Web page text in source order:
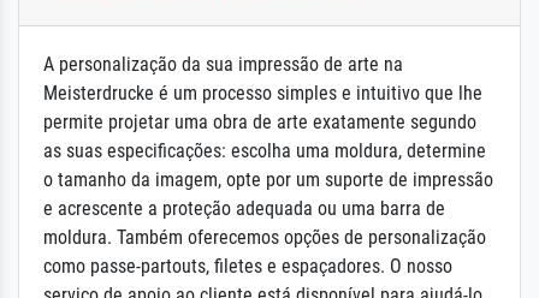
A personalização da sua impressão de arte na
Meisterdrucke é um processo simples e intuitivo que lhe
permite projetar uma obra de arte exatamente segundo
as suas especificações: escolha uma moldura, determine
o tamanho da imagem, opte por um suporte de impressão
e acrescente a proteção adequada ou uma barra de
moldura. Também oferecemos opções de personalização
como passe-partouts, filetes e espaçadores. O nosso